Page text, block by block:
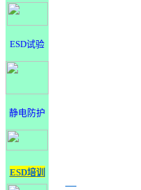
ESD试验
静电防护
ESD培训